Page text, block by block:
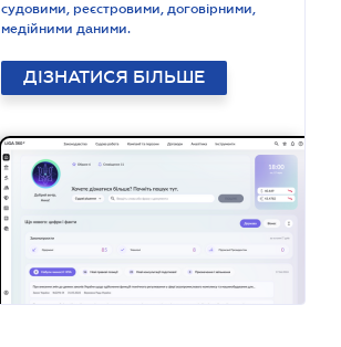
судовими, реєстровими, договірними,
медійними даними.
ДІЗНАТИСЯ БІЛЬШЕ